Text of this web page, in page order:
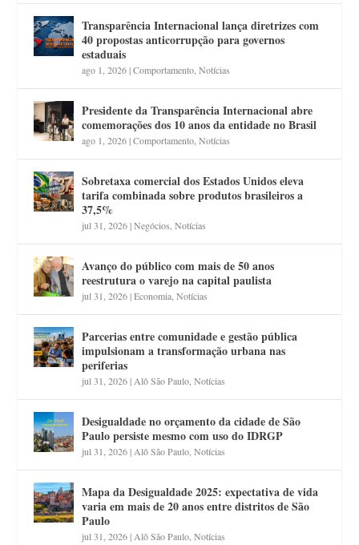
Transparência Internacional lança diretrizes com
40 propostas anticorrupção para governos
estaduais
ago 1, 2026|Comportamento ,Notícias
Presidente da Transparência Internacional abre
comemorações dos 10 anos da entidade no Brasil
ago 1, 2026|Comportamento ,Notícias
Sobretaxa comercial dos Estados Unidos eleva
tarifa combinada sobre produtos brasileiros a
37,5%
jul 31, 2026|Negócios ,Notícias
Avanço do público com mais de 50 anos
reestrutura o varejo na capital paulista
jul 31, 2026|Economia ,Notícias
Parcerias entre comunidade e gestão pública
impulsionam a transformação urbana nas
periferias
jul 31, 2026| Alô São Paulo ,Notícias
Desigualdade no orçamento da cidade de São
Paulo persiste mesmo com uso do IDRGP
jul 31, 2026| Alô São Paulo ,Notícias
Mapa da Desigualdade 2025: expectativa de vida
varia em mais de 20 anos entre distritos de São
Paulo
jul 31, 2026| Alô São Paulo ,Notícias